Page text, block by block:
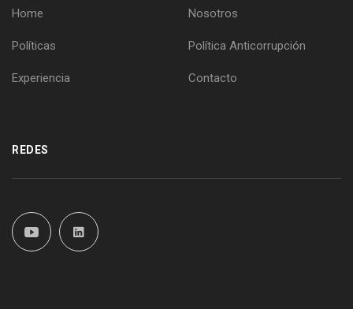
Home Nosotros
Políticas Política Anticorrupción
Experiencia Contacto
REDES